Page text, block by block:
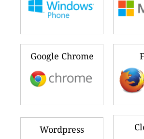
Google Chrome
Wordpress